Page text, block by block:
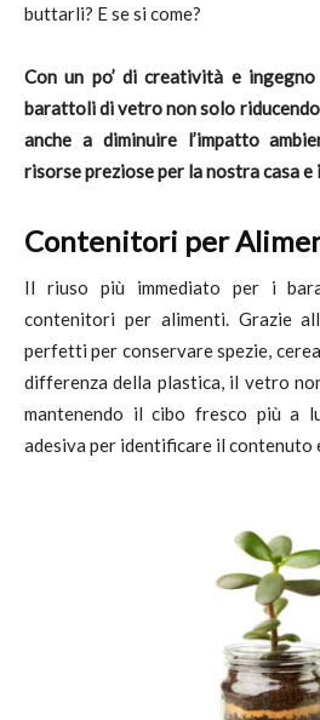
buttarli? E se si come?
Con un po’ di creatività e
barattoli di vetro non solo
anche a diminuire l’impatto
risorse preziose per la nostra casa
Contenitori per
Il riuso più immediato per i
contenitori per alimenti. Grazie
perfetti per conservare spezie,
differenza della plastica, il vetro
mantenendo il cibo fresco più a
adesiva per identificare il